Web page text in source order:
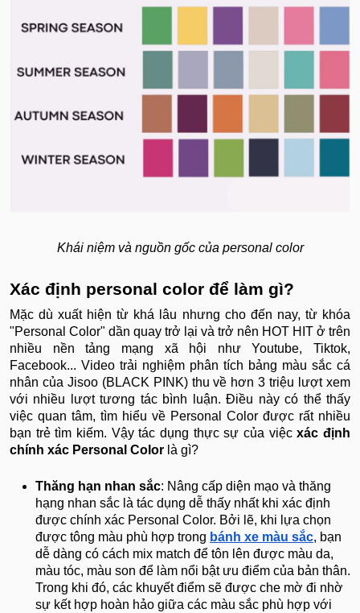
Khái niệm và nguồn gốc của personal color
Xác định personal color để làm gì?
Mặc dù xuất hiện từ khá lâu nhưng cho đến nay, từ khóa
"Personal Color" dần quay trở lại và trở nên HOT HIT ở trên
nhiều nền tảng mạng xã hội như Youtube, Tiktok,
Facebook... Video trải nghiệm phân tích bảng màu sắc cá
nhân của Jisoo (BLACK PINK) thu về hơn 3 triệu lượt xem
với nhiều lượt tương tác bình luận. Điều này có thể thấy
việc quan tâm, tìm hiểu về Personal Color được rất nhiều
bạn trẻ tìm kiếm. Vậy tác dụng thực sự của việcxác định
chính xác Personal Color là gì?
Thăng hạn nhan sắc: Nâng cấp diện mạo và thăng
hạng nhan sắc là tác dụng dễ thấy nhất khi xác định
được chính xác Personal Color. Bởi lẽ, khi lựa chọn
được tông màu phù hợp trong bánh xe màu sắc, bạn
dễ dàng có cách mix match để tôn lên được màu da,
màu tóc, màu son để làm nổi bật ưu điểm của bản thân.
Trong khi đó, các khuyết điểm sẽ được che mờ đi nhờ
sự kết hợp hoàn hảo giữa các màu sắc phù hợp với